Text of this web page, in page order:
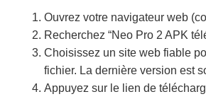
Ouvrez votre navigateur web
Recherchez “Neo Pro 2 APK
Choisissez un site web fiable
fichier. La dernière version est
Appuyez sur le lien de